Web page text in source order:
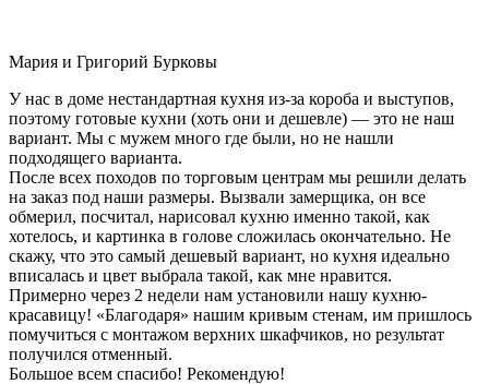
Мария и Григорий Бурковы
У нас в доме нестандартная кухня из-за короба и выступов,
поэтому готовые кухни (хоть они и дешевле) — это не наш
вариант. Мы с мужем много где были, но не нашли
подходящего варианта.
После всех походов по торговым центрам мы решили делать
на заказ под наши размеры. Вызвали замерщика, он все
обмерил, посчитал, нарисовал кухню именно такой, как
хотелось, и картинка в голове сложилась окончательно. Не
скажу, что это самый дешевый вариант, но кухня идеально
вписалась и цвет выбрала такой, как мне нравится.
Примерно через 2 недели нам установили нашу кухню-
красавицу! «Благодаря» нашим кривым стенам, им пришлось
помучиться с монтажом верхних шкафчиков, но результат
получился отменный.
Большое всем спасибо! Рекомендую!